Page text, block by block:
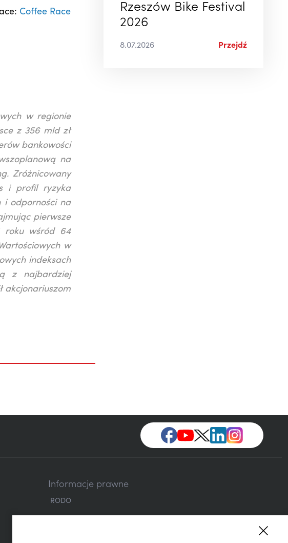
Coffee Race
w regionie
z 356 mld zł
bankowości
na
Zróżnicowany
i profil ryzyka
i odporności na
pierwsze
roku wśród 64
w
indeksach
z najbardziej
akcjonariuszom
Rzeszów Bike Festival
2026
8.07.2026 Przejdź
Informacje prawne
RODO